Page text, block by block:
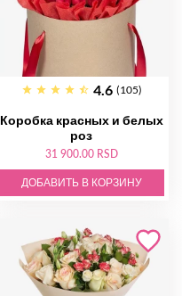
4.6 (105)
Коробка красных и белых
роз
31 900.00 RSD
ДОБАВИТЬ В КОРЗИНУ